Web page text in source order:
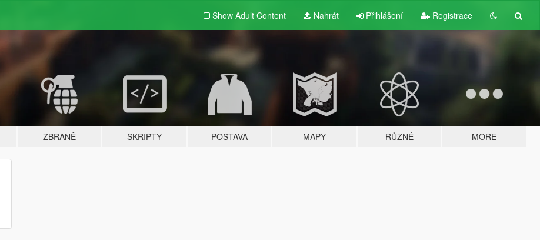
Show Adult Content Nahrát Přihlášení Registrace
ZBRANĚ SKRIPTY POSTAVA MAPY RŮZNÉ MORE